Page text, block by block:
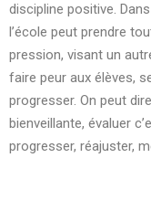
discipline positive.
l’école peut prendre
pression, visant un
faire peur aux élèves,
progresser. On peut
bienveillante, évaluer
progresser, réajuster,